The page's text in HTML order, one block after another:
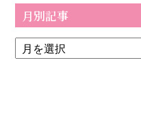
月別記事